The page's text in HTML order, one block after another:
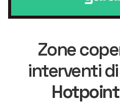
Zone
interventi di